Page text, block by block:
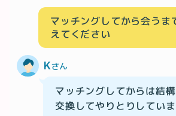
マッチングしてから会うま
えてください
Kさん
マッチングしてからは結
交換してやりとりしていま